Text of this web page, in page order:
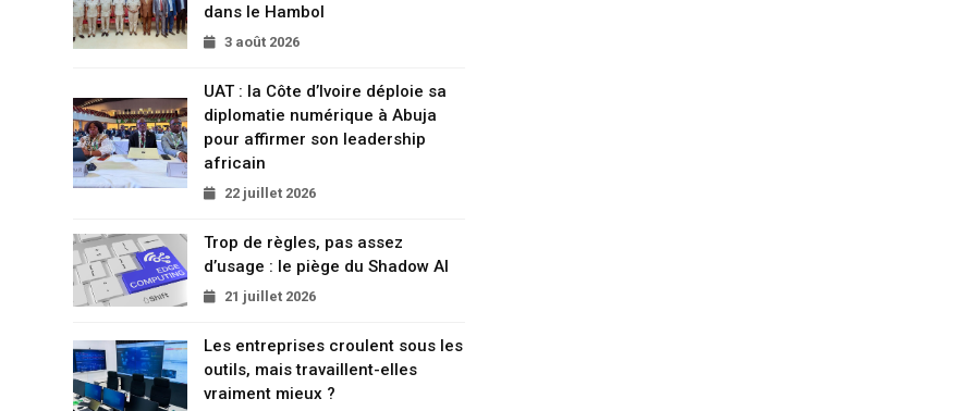
dans le Hambol
3 août 2026
UAT : la Côte d’Ivoire déploie sa
diplomatie numérique à Abuja
pour affirmer son leadership
africain
22 juillet 2026
Trop de règles, pas assez
d’usage : le piège du Shadow AI
21 juillet 2026
Les entreprises croulent sous les
outils, mais travaillent-elles
vraiment mieux ?